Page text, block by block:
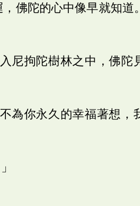
佛陀的心中像早就知道
尼拘陀樹林之中，佛陀
為你永久的幸福著想，